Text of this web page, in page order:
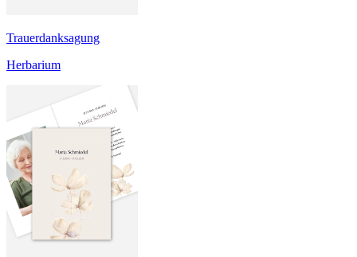
Trauerdanksagung
Herbarium